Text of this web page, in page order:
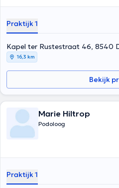
Praktijk 1
Kapel ter Rustestraat 46, 8540
16,3 km
Bekijk
Marie Hiltrop
Podoloog
Praktijk 1